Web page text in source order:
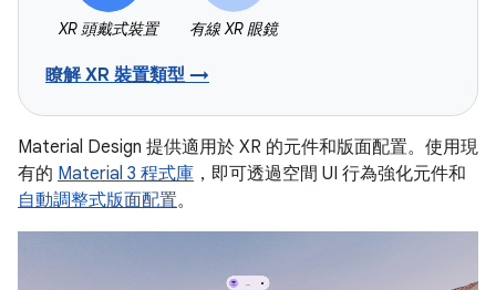
XR 頭戴式裝置 有線 XR 眼鏡
瞭解 XR 裝置類型 →
Material Design 提供適用於 XR 的元件和版面配置。使用現
有的 Material 3 程式庫 ，即可透過空間 UI 行為強化元件和
自動調整式版面配置。